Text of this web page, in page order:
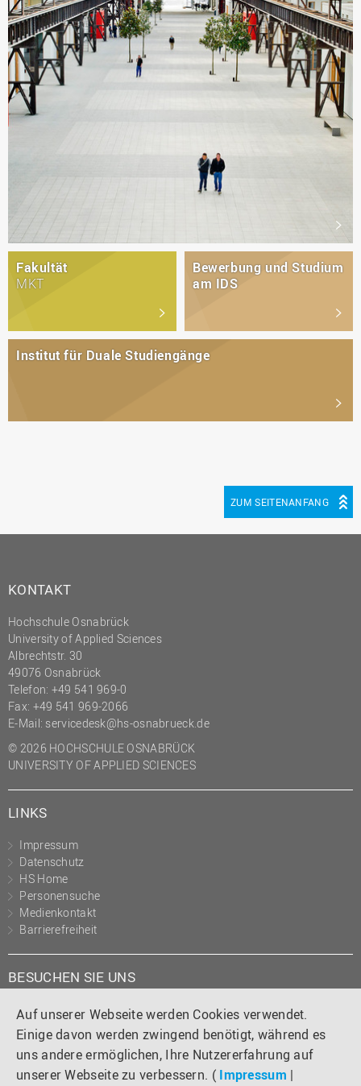
Auf unserer Webseite werden Cookies verwendet.
Einige davon werden zwingend benötigt, während es
uns andere ermöglichen, Ihre Nutzererfahrung auf
unserer Webseite zu verbessern. ( Impressum |
Fakultät
MKT
Bewerbung und Studium
am IDS
Institut für Duale Studiengänge
ZUM SEITENANFANG
KONTAKT
Hochschule Osnabrück
University of Applied Sciences
Albrechtstr. 30
49076 Osnabrück
Telefon: +49 541 969-0
Fax: +49 541 969-2066
E-Mail: servicedesk@hs-osnabrueck.de
© 2026 HOCHSCHULE OSNABRÜCK
UNIVERSITY OF APPLIED SCIENCES
LINKS
Impressum
Datenschutz
HS Home
Personensuche
Medienkontakt
Barrierefreiheit
BESUCHEN SIE UNS
Instagram
TiktokLinkedIn
YouTube
Facebook